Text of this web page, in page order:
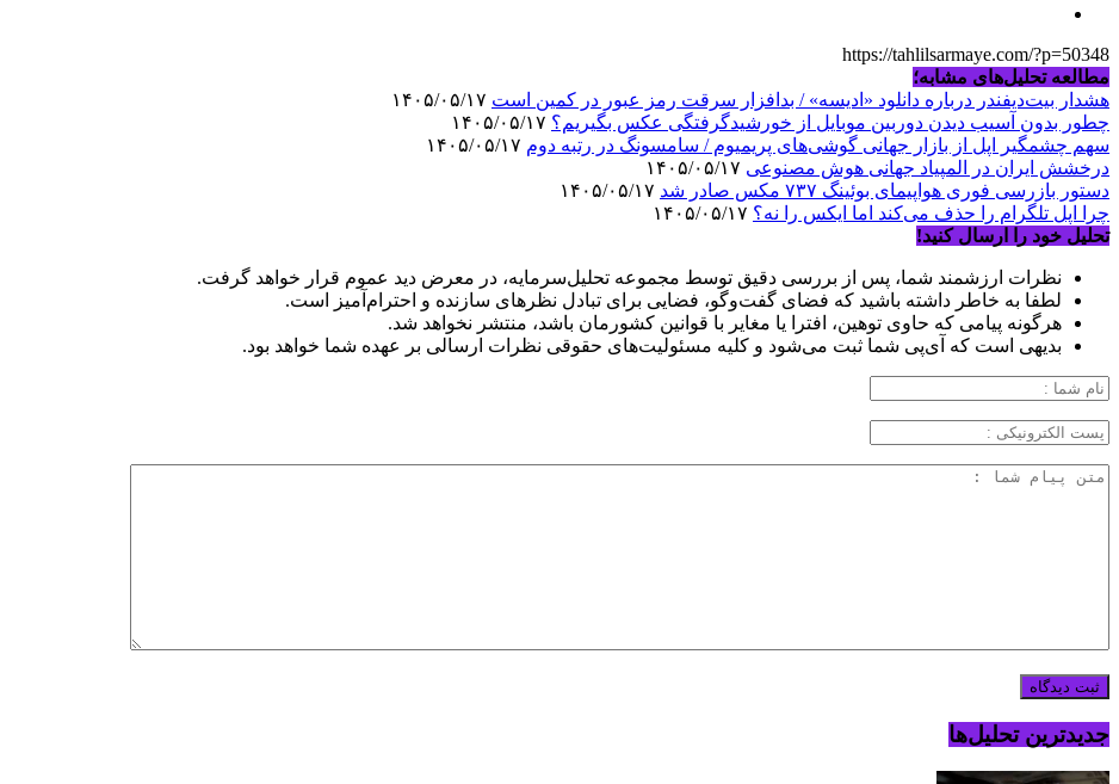
https://tahlilsarmaye.com/?p=50348
مطالعه تحلیل‌های مشابه؛
هشدار بیت‌دیفندر درباره دانلود «ادیسه» / بدافزار سرقت رمز عبور در کمین است
چطور بدون آسیب دیدن دوربین موبایل از خورشیدگرفتگی عکس بگیریم؟
سهم چشمگیر اپل از بازار جهانی گوشی‌های پریمیوم / سامسونگ در رتبه دوم
درخشش ایران در المپیاد جهانی هوش مصنوعی
دستور بازرسی فوری هواپیمای بوئینگ ۷۳۷ مکس صادر شد
چرا اپل تلگرام را حذف می‌کند اما ایکس را نه؟
تحلیل خود را ارسال کنید!
نظرات ارزشمند شما، پس از بررسی دقیق توسط مجموعه تحلیل‌سرمایه، در معرض دید عموم قرار خواهد گرفت.
لطفا به خاطر داشته باشید که فضای گفت‌وگو، فضایی برای تبادل نظرهای سازنده و احترام‌آمیز است.
هرگونه پیامی که حاوی توهین، افترا یا مغایر با قوانین کشورمان باشد، منتشر نخواهد شد.
بدیهی است که آی‌پی شما ثبت می‌شود و کلیه مسئولیت‌های حقوقی نظرات ارسالی بر عهده شما خواهد بود.
جدیدترین تحلیل‌ها